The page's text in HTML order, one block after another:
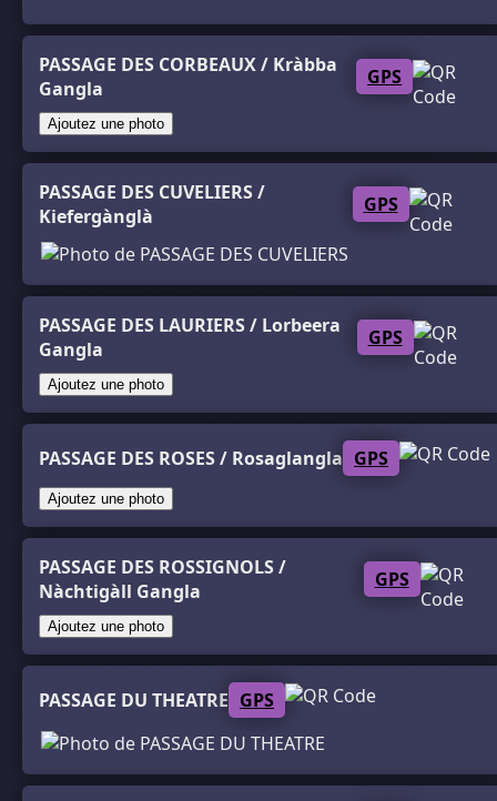
PASSAGE DES CORBEAUX / Kràbba
Gangla
GPS
Ajoutez une photo
PASSAGE DES CUVELIERS /
Kiefergànglà
GPS
PASSAGE DES LAURIERS / Lorbeera
Gangla
GPS
Ajoutez une photo
PASSAGE DES ROSES / Rosaglangla GPS
Ajoutez une photo
PASSAGE DES ROSSIGNOLS /
Nàchtigàll Gangla
GPS
Ajoutez une photo
PASSAGE DU THEATRE GPS